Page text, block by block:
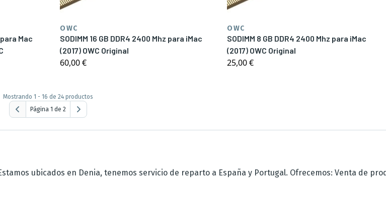
para Mac
OWC
SODIMM 16 GB DDR4 2400 Mhz para iMac
(2017) OWC Original
60,00 €
OWC
SODIMM 8 GB DDR4 2400 Mhz para iMac
(2017) OWC Original
25,00 €
Mostrando 1 - 16 de 24 productos
Página 1 de 2
ubicados en Denia, tenemos servicio de reparto a España y Portugal. Ofrecemos: Venta de